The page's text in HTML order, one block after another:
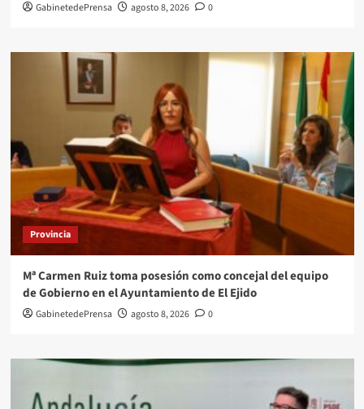
GabinetedePrensa agosto 8, 2026 0
Provincia
Mª Carmen Ruiz toma posesión como concejal del equipo
de Gobierno en el Ayuntamiento de El Ejido
GabinetedePrensa agosto 8, 2026 0